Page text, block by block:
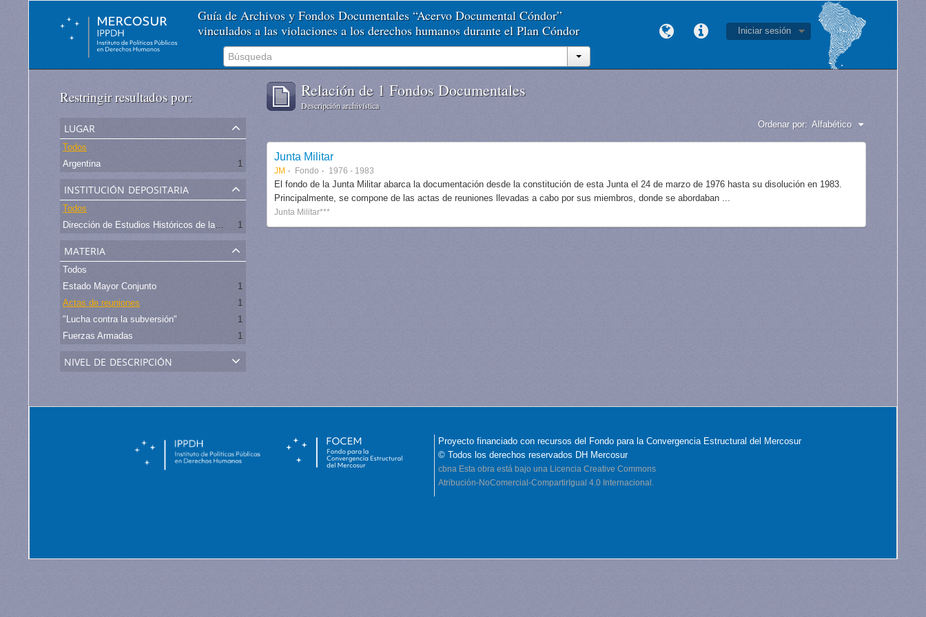
Guía de Archivos y Fondos Documentales “Acervo Documental Cóndor”
vinculados a las violaciones a los derechos humanos durante el Plan Cóndor
Iniciar sesión
Restringir resultados por:
lugar
Todos
Argentina
1
institución depositaria
Todos
Dirección de Estudios Históricos de la Fuerza Aérea
1
materia
Todos
Estado Mayor Conjunto
1
Actas de reuniones
1
"Lucha contra la subversión"
1
Fuerzas Armadas
1
nivel de descripción
Relación de 1 Fondos Documentales
Descripción archivística
Ordenar por: Alfabético
Junta Militar
JM Fondo 1976 - 1983
El fondo de la Junta Militar abarca la documentación desde la constitución de esta Junta el 24 de marzo de 1976 hasta su disolución en 1983.
Principalmente, se compone de las actas de reuniones llevadas a cabo por sus miembros, donde se abordaban ...
Junta Militar***
Proyecto financiado con recursos del Fondo para la Convergencia Estructural del Mercosur
© Todos los derechos reservados DH Mercosur
cbna Esta obra está bajo una Licencia Creative Commons
Atribución-NoComercial-CompartirIgual 4.0 Internacional.